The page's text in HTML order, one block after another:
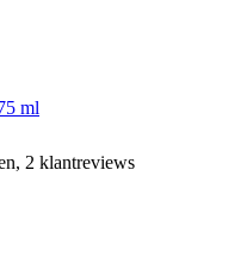
ml
2 klantreviews